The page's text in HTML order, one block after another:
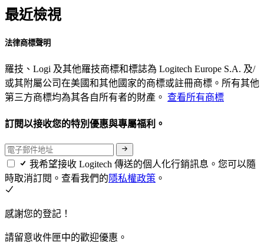
最近檢視
法律商標聲明
羅技、Logi 及其他羅技商標和標誌為 Logitech Europe S.A. 及/
或其附屬公司在美國和其他國家的商標或註冊商標。所有其他
第三方商標均為其各自所有者的財產。 查看所有商標
訂閱以接收您的特別優惠與專屬福利。
我希望接收 Logitech 傳送的個人化行銷訊息。您可以隨
時取消訂閱。查看我們的隱私權政策 。
感謝您的登記！
請留意收件匣中的歡迎優惠。